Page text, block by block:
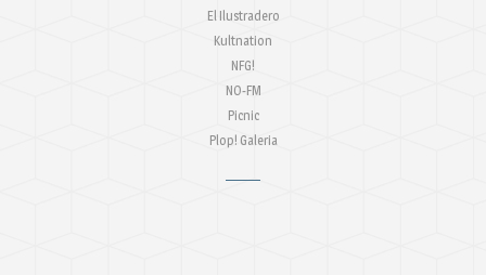
El Ilustradero
Kultnation
NFG!
NO-FM
Picnic
Plop! Galeria